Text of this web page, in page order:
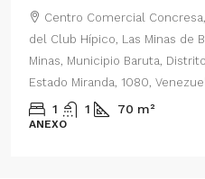
Centro Comercial
del Club Hípico, Las Minas de
Minas, Municipio Baruta,
Estado Miranda, 1080,
1 1 70 m²
ANEXO